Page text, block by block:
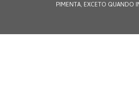
PIMENTA, EXCETO QUANDO